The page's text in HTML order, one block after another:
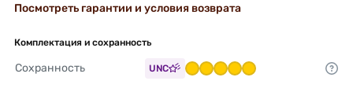
Посмотреть гарантии и условия возврата
Комплектация и сохранность
Сохранность UNC